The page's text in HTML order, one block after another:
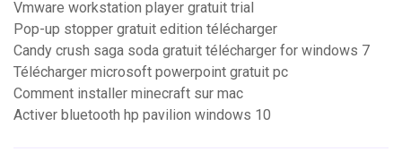
Vmware workstation player gratuit trial
Pop-up stopper gratuit edition télécharger
Candy crush saga soda gratuit télécharger for windows 7
Télécharger microsoft powerpoint gratuit pc
Comment installer minecraft sur mac
Activer bluetooth hp pavilion windows 10